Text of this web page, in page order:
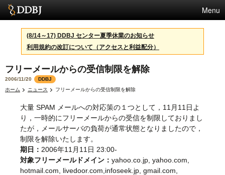
Menu
サービス
スパコン
統計
活動
センターについて
利用規約
問合せ
(8/14～17) DDBJ センター夏季休業のお知らせ
利用規約の改訂について（アクセスと利益配分）
フリーメールからの受信制限を解除
2006/11/20
DDBJ
ホーム
ニュース フリーメールからの受信制限を解除
大量 SPAM メールへの対応策の１つとして，11月11日よ
り，一時的にフリーメールからの受信を制限しておりまし
たが，メールサーバの負荷が通常状態となりましたので，
制限を解除いたします。
期日： 2006年11月11日 23:00-
対象フリーメールドメイン： yahoo.co.jp, yahoo.com,
hotmail.com, livedoor.com,infoseek.jp, gmail.com,